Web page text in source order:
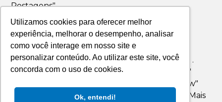
Utilizamos cookies para oferecer melhor
experiência, melhorar o desempenho, analisar
como você interage em nosso site e
personalizar conteúdo. Ao utilizar este site, você
concorda com o uso de cookies.
Ok, entendi!
Postagens"
button_loading_label="Carregando..."]'); }
if(is_day()){ echo '
'. the_date('F jS, Y') .'
'; echo do_shortcode('[ajax_load_more year="' .
$year . '" month="' . $month . '" day="' . $day . '"
scroll="false" transition_container_classes="row"
posts_per_page="8" button_label="Carregar Mais